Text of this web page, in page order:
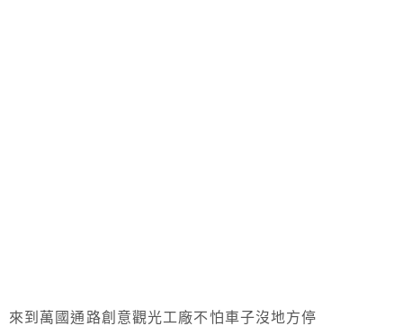
來到萬國通路創意觀光工廠不怕車子沒地方停